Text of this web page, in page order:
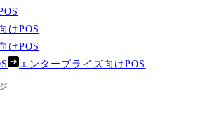
けPOS
けPOS
エンタープライズ向けPOS